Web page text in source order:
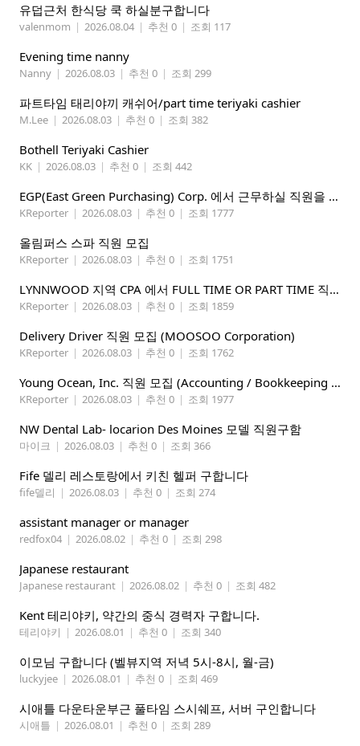
유덥근처 한식당 쿡 하실분구합니다
valenmom | 2026.08.04 | 추천 0 | 조회 117
Evening time nanny
Nanny | 2026.08.03 | 추천 0 | 조회 299
파트타임 태리야끼 캐쉬어/part time teriyaki cashier
M.Lee | 2026.08.03 | 추천 0 | 조회 382
Bothell Teriyaki Cashier
KK | 2026.08.03 | 추천 0 | 조회 442
EGP(East Green Purchasing) Corp. 에서 근무하실 직원을 아래와 같이 모집합니다.
KReporter | 2026.08.03 | 추천 0 | 조회 1777
올림퍼스 스파 직원 모집
KReporter | 2026.08.03 | 추천 0 | 조회 1751
LYNNWOOD 지역 CPA 에서 FULL TIME OR PART TIME 직원을 찾습니다
KReporter | 2026.08.03 | 추천 0 | 조회 1859
Delivery Driver 직원 모집 (MOOSOO Corporation)
KReporter | 2026.08.03 | 추천 0 | 조회 1762
Young Ocean, Inc. 직원 모집 (Accounting / Bookkeeping 분야)
KReporter | 2026.08.03 | 추천 0 | 조회 1977
NW Dental Lab- locarion Des Moines 모델 직원구함
마이크 | 2026.08.03 | 추천 0 | 조회 366
Fife 델리 레스토랑에서 키친 헬퍼 구합니다
fife델리 | 2026.08.03 | 추천 0 | 조회 274
assistant manager or manager
redfox04 | 2026.08.02 | 추천 0 | 조회 298
Japanese restaurant
Japanese restaurant | 2026.08.02 | 추천 0 | 조회 482
Kent 테리야키, 약간의 중식 경력자 구합니다.
테리야키 | 2026.08.01 | 추천 0 | 조회 340
이모님 구합니다 (벨뷰지역 저녁 5시-8시, 월-금)
luckyjee | 2026.08.01 | 추천 0 | 조회 469
시애틀 다운타운부근 풀타임 스시쉐프, 서버 구인합니다
시애틀 | 2026.08.01 | 추천 0 | 조회 289